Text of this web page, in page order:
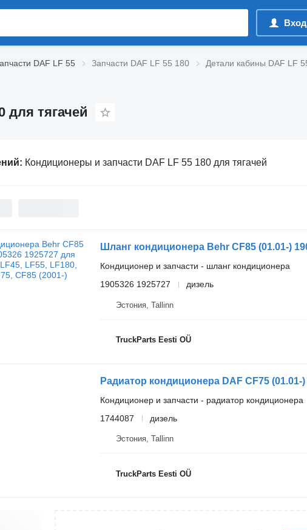
DAF LF 55 Запчасти DAF LF 55 180 Детали кабины DAF LF
для тягачей
Кондиционеры и запчасти DAF LF 55 180 для тягачей
Кондиционер и запчасти - шланг кондиционера
1905326 1925727
дизель
Эстония, Tallinn
TruckParts Eesti OÜ
Кондиционер и запчасти - радиатор кондиционера
1744087
дизель
Эстония, Tallinn
TruckParts Eesti OÜ